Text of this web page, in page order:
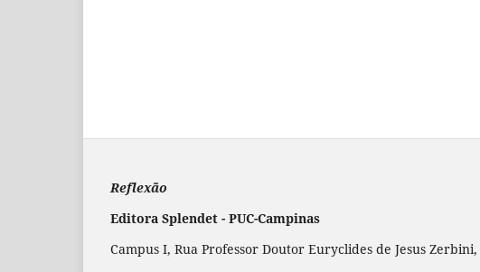
Reflexão
Editora Splendet - PUC-Campinas
Campus I, Rua Professor Doutor Euryclides de Jesus